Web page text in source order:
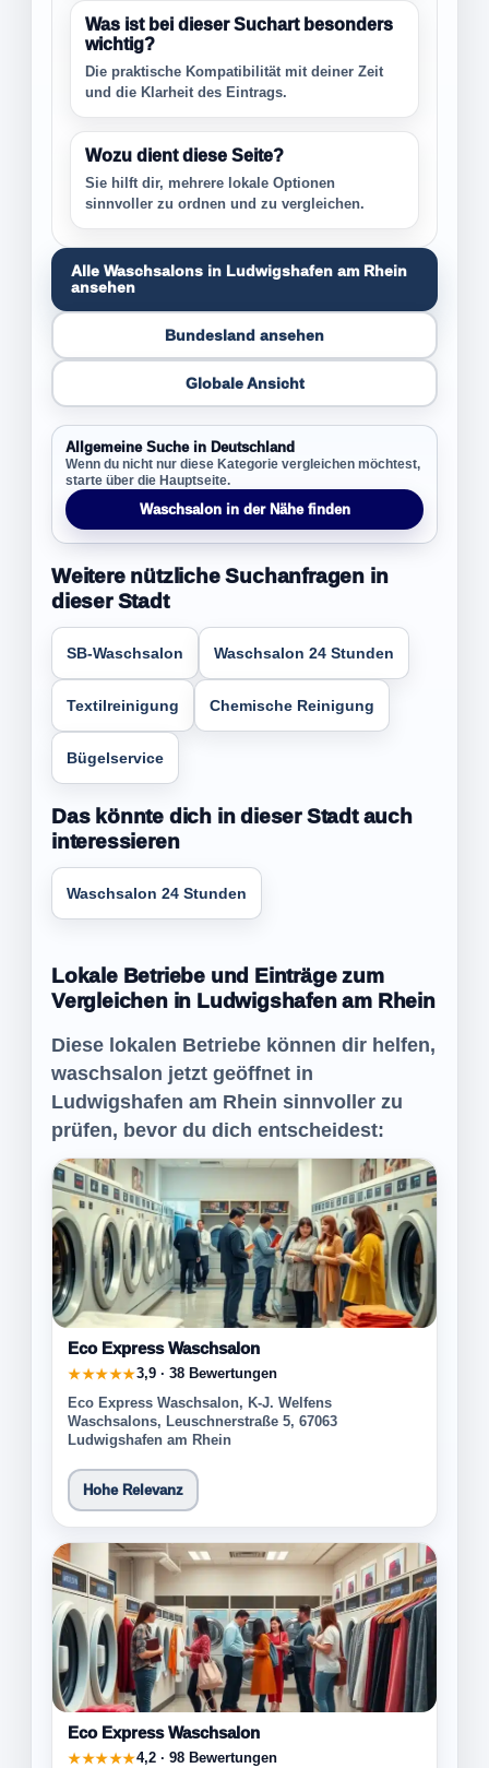
Was ist bei dieser Suchart besonders
wichtig?
Die praktische Kompatibilität mit deiner Zeit
und die Klarheit des Eintrags.
Wozu dient diese Seite?
Sie hilft dir, mehrere lokale Optionen
sinnvoller zu ordnen und zu vergleichen.
Alle Waschsalons in Ludwigshafen am Rhein
ansehen
Bundesland ansehen
Globale Ansicht
Allgemeine Suche in Deutschland
Wenn du nicht nur diese Kategorie vergleichen möchtest,
starte über die Hauptseite.
Waschsalon in der Nähe finden
Weitere nützliche Suchanfragen in
dieser Stadt
SB-Waschsalon Waschsalon 24 Stunden
Textilreinigung Chemische Reinigung
Bügelservice
Das könnte dich in dieser Stadt auch
interessieren
Waschsalon 24 Stunden
Lokale Betriebe und Einträge zum
Vergleichen in Ludwigshafen am Rhein
Diese lokalen Betriebe können dir helfen,
waschsalon jetzt geöffnet in
Ludwigshafen am Rhein sinnvoller zu
prüfen, bevor du dich entscheidest:
Eco Express Waschsalon
★★★★★3,9 · 38 Bewertungen
Eco Express Waschsalon, K-J. Welfens
Waschsalons, Leuschnerstraße 5, 67063
Ludwigshafen am Rhein
Hohe Relevanz
Eco Express Waschsalon
★★★★★4,2 · 98 Bewertungen